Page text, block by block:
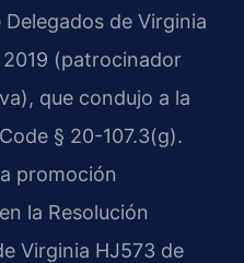
de Virginia
(patrocinador
que condujo a la
§ 20-107.3(g).
promoción
la Resolución
Virginia HJ573 de